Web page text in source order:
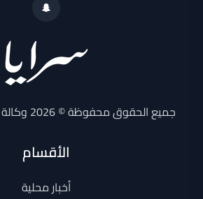
جميع الحقوق محفوظة © 2026 وكالة أنباء سرايا الإخبارية
الأقسام
أخبار محلية